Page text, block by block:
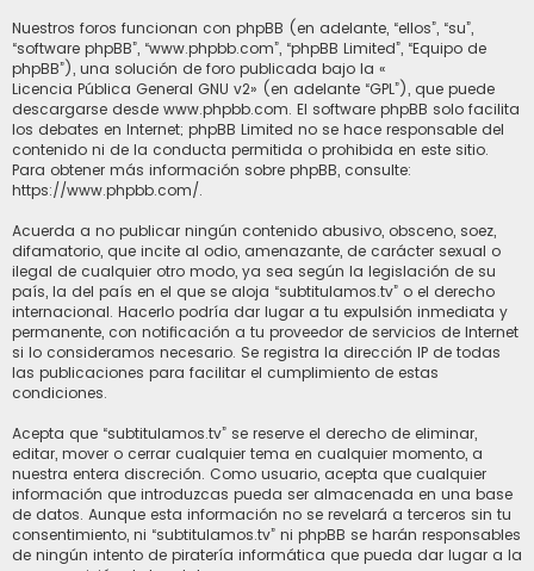
Nuestros foros funcionan con phpBB (en adelante, “ellos”, “su”,
“software phpBB”, “www.phpbb.com”, “phpBB Limited”, “Equipo de
phpBB”), una solución de foro publicada bajo la «
Licencia Pública General GNU v2» (en adelante “GPL”), que puede
descargarse desde www.phpbb.com. El software phpBB solo facilita
los debates en Internet; phpBB Limited no se hace responsable del
contenido ni de la conducta permitida o prohibida en este sitio.
Para obtener más información sobre phpBB, consulte:
https://www.phpbb.com/.
Acuerda a no publicar ningún contenido abusivo, obsceno, soez,
difamatorio, que incite al odio, amenazante, de carácter sexual o
ilegal de cualquier otro modo, ya sea según la legislación de su
país, la del país en el que se aloja “subtitulamos.tv” o el derecho
internacional. Hacerlo podría dar lugar a tu expulsión inmediata y
permanente, con notificación a tu proveedor de servicios de Internet
si lo consideramos necesario. Se registra la dirección IP de todas
las publicaciones para facilitar el cumplimiento de estas
condiciones.
Acepta que “subtitulamos.tv” se reserve el derecho de eliminar,
editar, mover o cerrar cualquier tema en cualquier momento, a
nuestra entera discreción. Como usuario, acepta que cualquier
información que introduzcas pueda ser almacenada en una base
de datos. Aunque esta información no se revelará a terceros sin tu
consentimiento, ni “subtitulamos.tv” ni phpBB se harán responsables
de ningún intento de piratería informática que pueda dar lugar a la